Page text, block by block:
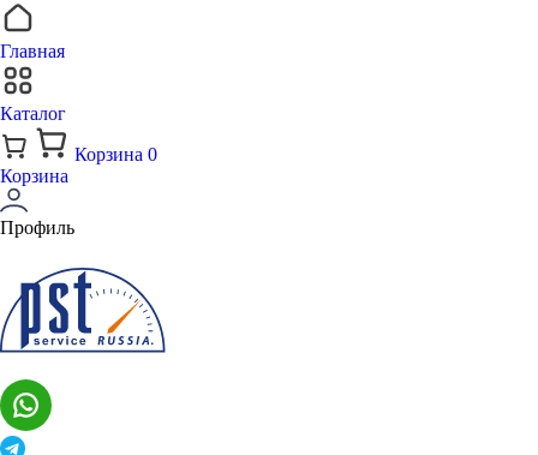
Главная
Каталог
Корзина 0
Корзина
Профиль